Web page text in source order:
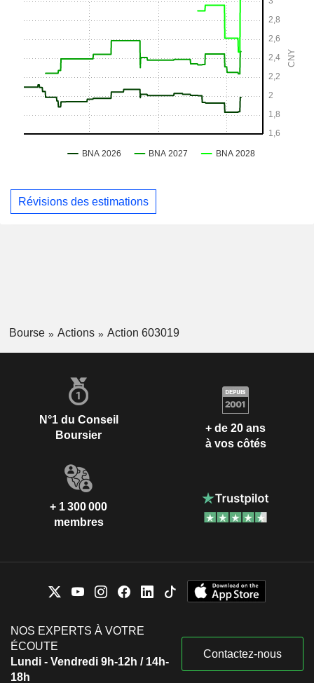
Révisions des estimations
Bourse Actions Action 603019
N°1 du Conseil
Boursier
+ de 20 ans
à vos côtés
+ 1 300 000
membres
NOS EXPERTS À VOTRE
ÉCOUTE
Lundi - Vendredi 9h-12h / 14h-
18h
Contactez-nous